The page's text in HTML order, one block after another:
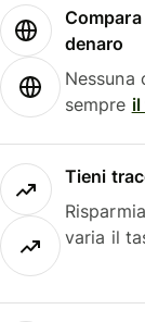
denaro
Nessuna
sempre il
Tieni
varia il